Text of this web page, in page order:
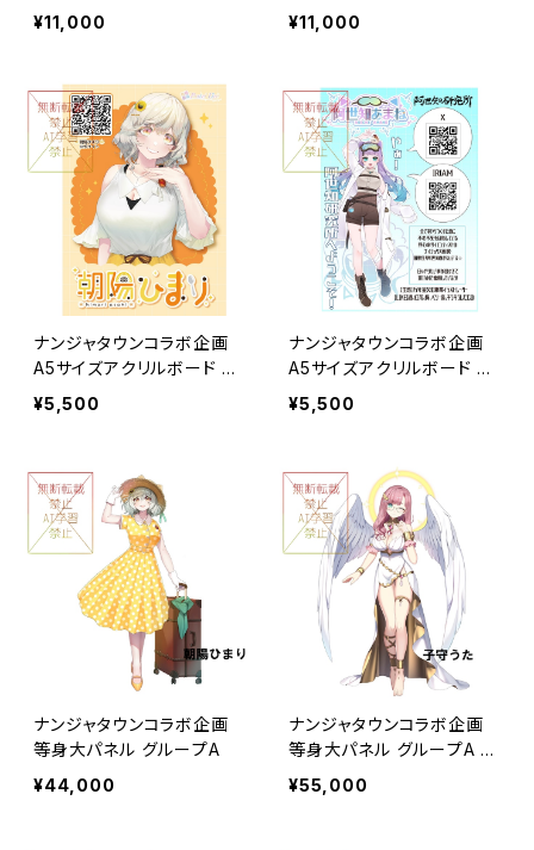
ープA
¥11,000
ープB
¥11,000
ナンジャタウンコラボ企画
A5サイズアクリルボード グ
ループA
¥5,500
ナンジャタウンコラボ企画
A5サイズアクリルボード グ
ループB
¥5,500
ナンジャタウンコラボ企画
等身大パネル グループA
¥44,000
ナンジャタウンコラボ企画
等身大パネル グループA 5
万円コース
¥55,000